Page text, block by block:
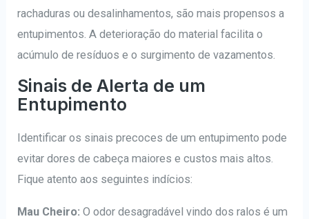
rachaduras ou desalinhamentos, são mais propensos a
entupimentos. A deterioração do material facilita o
acúmulo de resíduos e o surgimento de vazamentos.
Sinais de Alerta de um
Entupimento
Identificar os sinais precoces de um entupimento pode
evitar dores de cabeça maiores e custos mais altos.
Fique atento aos seguintes indícios:
Mau Cheiro: O odor desagradável vindo dos ralos é um